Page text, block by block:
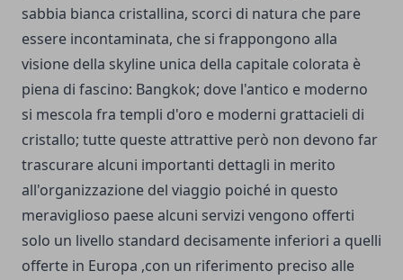
sabbia bianca cristallina, scorci di natura che pare
essere incontaminata, che si frappongono alla
visione della skyline unica della capitale colorata è
piena di fascino: Bangkok; dove l'antico e moderno
si mescola fra templi d'oro e moderni grattacieli di
cristallo; tutte queste attrattive però non devono far
trascurare alcuni importanti dettagli in merito
all'organizzazione del viaggio poiché in questo
meraviglioso paese alcuni servizi vengono offerti
solo un livello standard decisamente inferiori a quelli
offerte in Europa ,con un riferimento preciso alle